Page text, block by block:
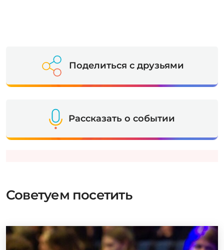
Поделиться с друзьями
Рассказать о событии
Советуем посетить